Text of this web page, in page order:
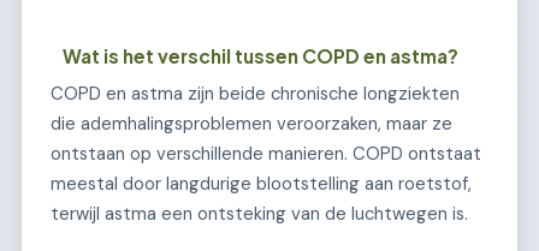
Wat is het verschil tussen COPD en astma?
COPD en astma zijn beide chronische longziekten
die ademhalingsproblemen veroorzaken, maar ze
ontstaan op verschillende manieren. COPD ontstaat
meestal door langdurige blootstelling aan roetstof,
terwijl astma een ontsteking van de luchtwegen is.